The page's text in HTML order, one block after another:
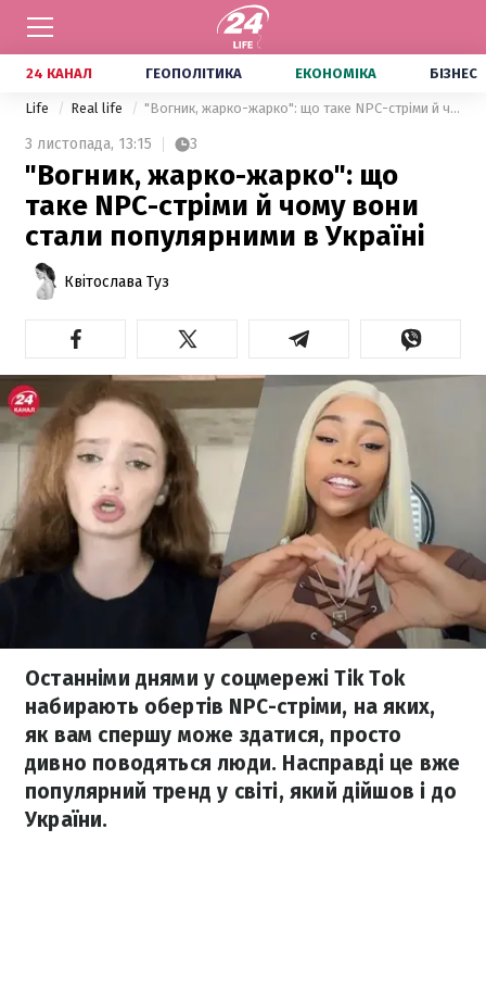
24 КАНАЛ ГЕОПОЛІТИКА ЕКОНОМІКА БІЗНЕС
Life Real life "Вогник, жарко-жарко": що таке NPC-стріми й чому вони стали популярними в Україні
3 листопада, 13:15 3
"Вогник, жарко-жарко": що
таке NPC-стріми й чому вони
стали популярними в Україні
Квітослава Туз
Останніми днями у соцмережі Tik Tok
набирають обертів NPC-стріми, на яких,
як вам спершу може здатися, просто
дивно поводяться люди. Насправді це вже
популярний тренд у світі, який дійшов і до
України.